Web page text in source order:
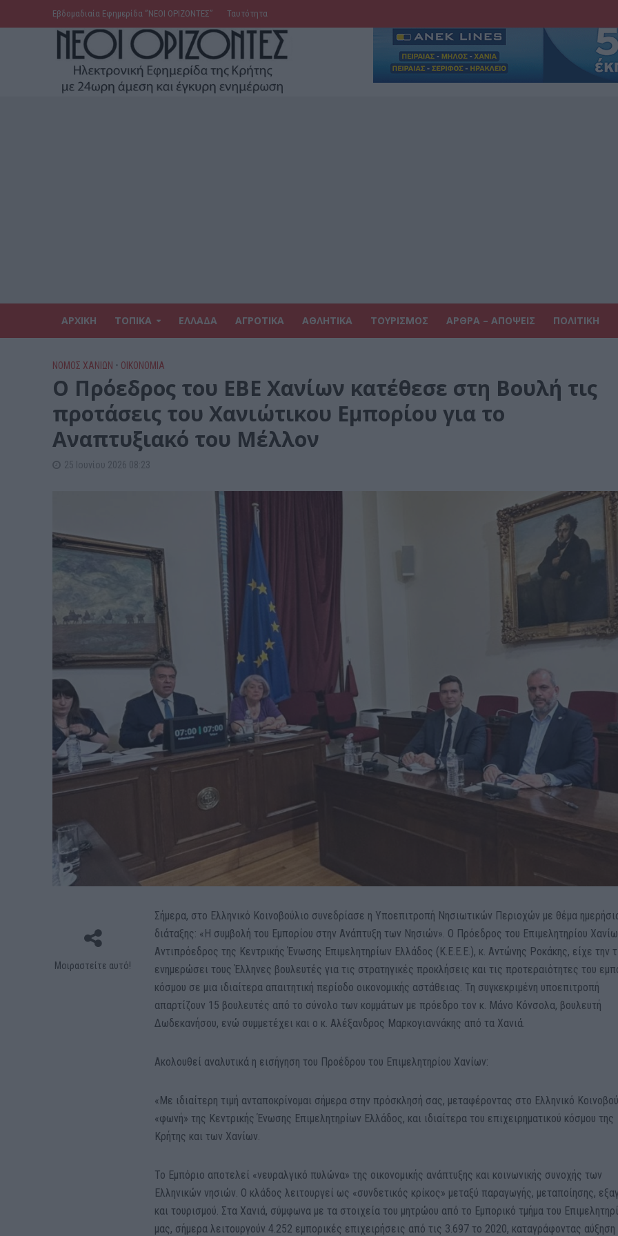
Εβδομαδιαία Εφημερίδα ‘’ΝΕΟΙ ΟΡΙΖΟΝΤΕΣ’’ Ταυτότητα
ΑΡΧΙΚΗ ΤΟΠΙΚΑ ΕΛΛΑΔΑ ΑΓΡΟΤΙΚΑ ΑΘΛΗΤΙΚΑ ΤΟΥΡΙΣΜΟΣ ΑΡΘΡΑ – ΑΠΟΨΕΙΣ ΠΟΛΙΤΙΚΗ
ΝΟΜΌΣ ΧΑΝΊΩΝ • ΟΙΚΟΝΟΜΙΑ
Ο Πρόεδρος του ΕΒΕ Χανίων κατέθεσε στη Βουλή τις
προτάσεις του Χανιώτικου Εμπορίου για το
Αναπτυξιακό του Μέλλον
25 Ιουνίου 2026 08:23
Μοιραστείτε αυτό!
Σήμερα, στο Ελληνικό Κοινοβούλιο συνεδρίασε η Υποεπιτροπή Νησιωτικών Περιοχών με θέμα
διάταξης: «Η συμβολή του Εμπορίου στην Ανάπτυξη των Νησιών». Ο Πρόεδρος του Επιμελητηρίου
Αντιπρόεδρος της Κεντρικής Ένωσης Επιμελητηρίων Ελλάδος (Κ.Ε.Ε.Ε.), κ. Αντώνης Ροκάκης, είχε την
ενημερώσει τους Έλληνες βουλευτές για τις στρατηγικές προκλήσεις και τις προτεραιότητες του
κόσμου σε μια ιδιαίτερα απαιτητική περίοδο οικονομικής αστάθειας. Τη συγκεκριμένη υποεπιτροπή
απαρτίζουν 15 βουλευτές από το σύνολο των κομμάτων με πρόεδρο τον κ. Μάνο Κόνσολα, βουλευτή
Δωδεκανήσου, ενώ συμμετέχει και ο κ. Αλέξανδρος Μαρκογιαννάκης από τα Χανιά.
Ακολουθεί αναλυτικά η εισήγηση του Προέδρου του Επιμελητηρίου Χανίων:
«Με ιδιαίτερη τιμή ανταποκρίνομαι σήμερα στην πρόσκλησή σας, μεταφέροντας στο Ελληνικό
«φωνή» της Κεντρικής Ένωσης Επιμελητηρίων Ελλάδος, και ιδιαίτερα του επιχειρηματικού κόσμου της
Κρήτης και των Χανίων.
Το Εμπόριο αποτελεί «νευραλγικό πυλώνα» της οικονομικής ανάπτυξης και κοινωνικής συνοχής των
Ελληνικών νησιών. Ο κλάδος λειτουργεί ως «συνδετικός κρίκος» μεταξύ παραγωγής, μεταποίησης,
και τουρισμού. Στα Χανιά, σύμφωνα με τα στοιχεία του μητρώου από το Εμπορικό τμήμα του
μας, σήμερα λειτουργούν 4.252 εμπορικές επιχειρήσεις από τις 3.697 το 2020, καταγράφοντας αύξηση